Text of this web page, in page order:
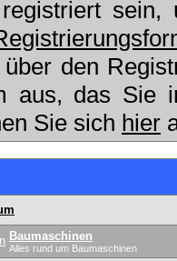
den
aus, das Sie
Sie sich hier
Baumaschinen
Alles rund um Baumaschinen